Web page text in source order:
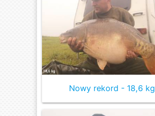
Nowy rekord - 18,6 kg